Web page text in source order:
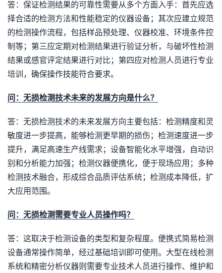
答：保证检测结果的可靠性需要从多个方面入手：首先应选
择合适的检测方法和性能稳定的仪器设备；其次应建立规范
的检测操作流程，包括样品预处理、仪器校准、环境条件控
制等；第三应定期对检测结果进行验证分析，与破坏性检测
结果或感官评定结果进行对比；第四应对检测人员进行专业
培训，确保操作技能符合要求。
问：无损检测技术未来的发展方向是什么？
答：无损检测技术的未来发展方向主要包括：检测精度和灵
敏度进一步提高，能够检测更早期的损伤；检测速度进一步
提升，满足高速生产线需求；设备智能化水平增强，自动识
别和分析能力加强；检测仪器便携化，便于现场应用；多种
检测技术融合，形成综合品质评估系统；检测成本降低，扩
大应用范围。
问：无损检测需要专业人员操作吗？
答：这取决于检测设备的类型和复杂程度。便携式简易检测
设备通常操作简单，经过基础培训即可使用。大型在线检测
系统和精密分析仪器则需要专业技术人员进行操作、维护和